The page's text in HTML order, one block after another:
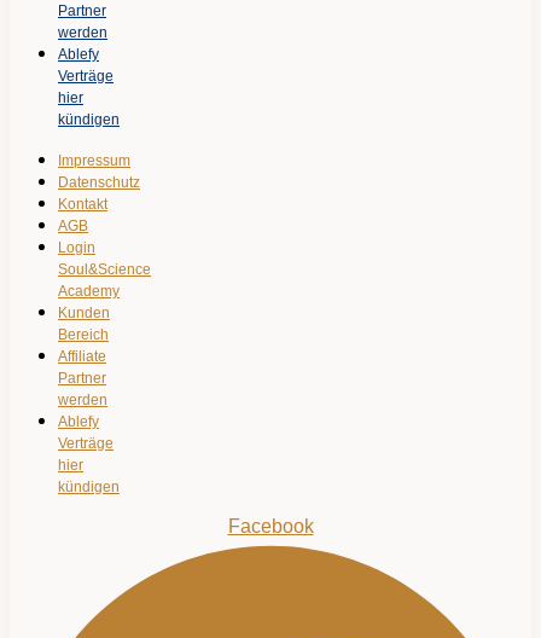
Partner
werden
Ablefy
Verträge
hier
kündigen
Impressum
Datenschutz
Kontakt
AGB
Login
Soul&Science
Academy
Kunden
Bereich
Affiliate
Partner
werden
Ablefy
Verträge
hier
kündigen
Facebook